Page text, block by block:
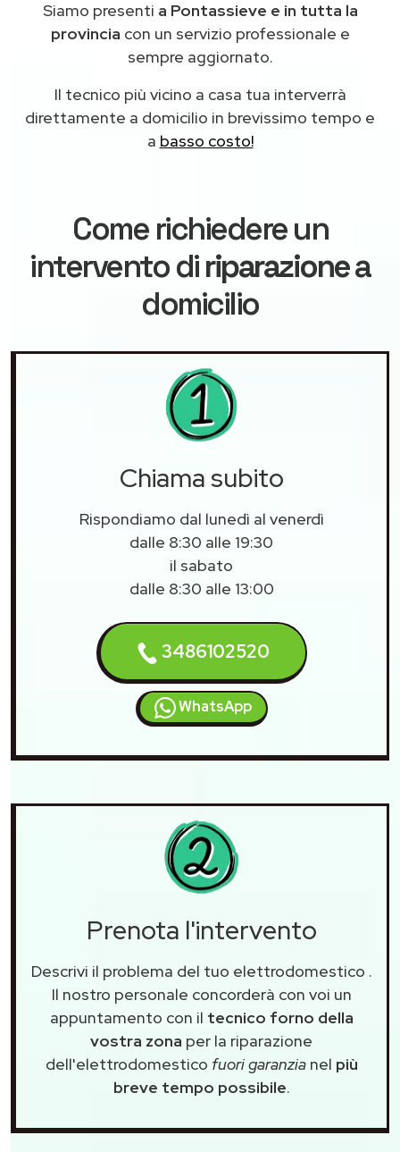
Siamo presenti a Pontassieve e in tutta la
provincia con un servizio professionale e
sempre aggiornato.
Il tecnico più vicino a casa tua interverrà
direttamente a domicilio in brevissimo tempo e
a basso costo!
Come richiedere un
intervento diriparazionea
domicilio
Chiama subito
Rispondiamo dal lunedì al venerdì
dalle 8:30 alle 19:30
il sabato
dalle 8:30 alle 13:00
3486102520
WhatsApp
Prenota l'intervento
Descrivi il problema del tuo elettrodomestico .
Il nostro personale concorderà con voi un
appuntamento con il tecnico forno della
vostra zona per la riparazione
dell'elettrodomestico fuori garanzianel più
breve tempo possibile.